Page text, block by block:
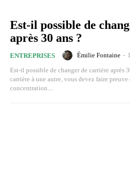
Est-il possible de
après 30 ans ?
ENTREPRISES Émilie Fontaine -
Est-il possible de changer de carrière après
carrière à une autre, vous devez faire preuve
concentration....